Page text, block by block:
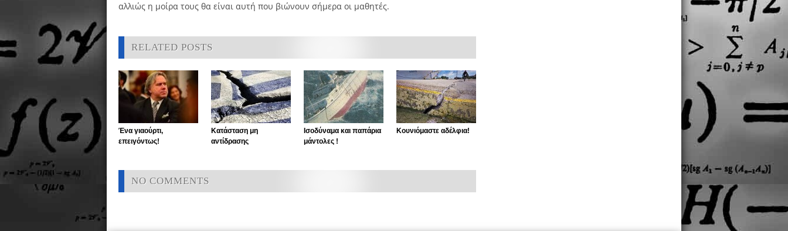
αλλιώς η μοίρα τους θα είναι αυτή που βιώνουν σήμερα οι μαθητές.
RELATED POSTS
Ένα γιαούρτι,
επειγόντως!
Κατάσταση μη
αντίδρασης
Ισοδύναμα και παπάρια
μάντολες !
Κουνιόμαστε αδέλφια!
NO COMMENTS